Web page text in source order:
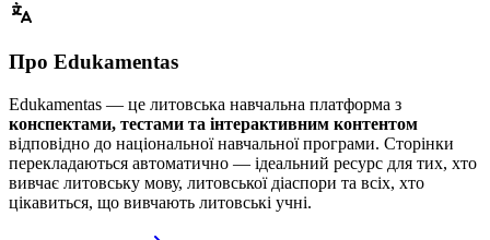
Про Edukamentas
Edukamentas — це литовська навчальна платформа з
конспектами, тестами та інтерактивним контентом
відповідно до національної навчальної програми. Сторінки
перекладаються автоматично — ідеальний ресурс для тих, хто
вивчає литовську мову, литовської діаспори та всіх, хто
цікавиться, що вивчають литовські учні.